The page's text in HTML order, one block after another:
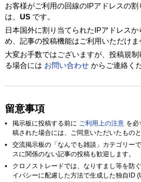
お客様がご利用の回線のIPアドレスの
は、 US です。
日本国外に割り当てられたIPアドレス
め、記事の投稿機能はご利用いただけま
大変お手数ではございますが、投稿規
る場合には お問い合わせ からご連絡く
留意事項
掲示板に投稿する前に ご利用上の注意 を必
稿された場合には、ご同意いただいたものと
交流掲示板の「なんでも雑談」カテゴリー
スに関係のない記事の投稿も歓迎します。
クロノストレードでは、なりすまし等を防
イバシーに配慮した方法で生成した独自ID